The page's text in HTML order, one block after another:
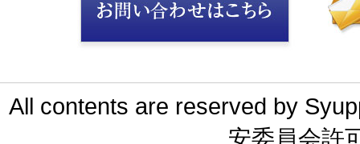
All contents are reserved by
安委員会許